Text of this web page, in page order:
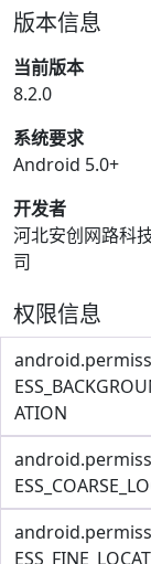
版本信息
当前版本
8.2.0
系统要求
Android 5.0+
开发者
河北安创网路科
司
权限信息
ATION